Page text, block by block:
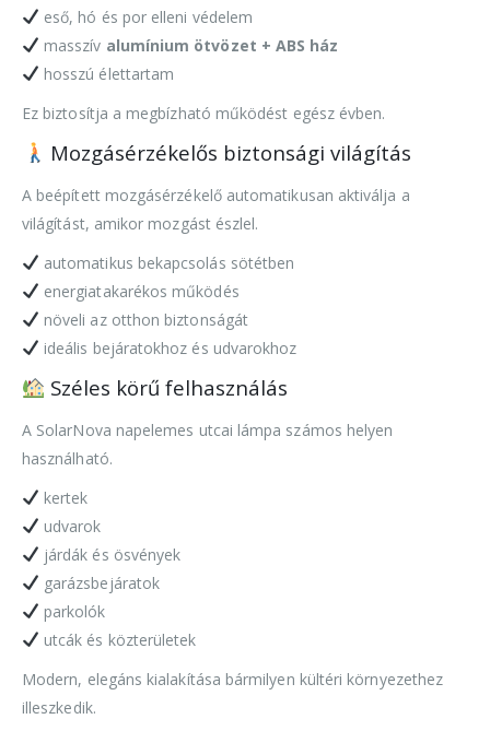
eső, hó és por elleni védelem
masszív alumínium ötvözet + ABS ház
hosszú élettartam
Ez biztosítja a megbízható működést egész évben.
Mozgásérzékelős biztonsági világítás
A beépített mozgásérzékelő automatikusan aktiválja a
világítást, amikor mozgást észlel.
automatikus bekapcsolás sötétben
energiatakarékos működés
növeli az otthon biztonságát
ideális bejáratokhoz és udvarokhoz
Széles körű felhasználás
A SolarNova napelemes utcai lámpa számos helyen
használható.
kertek
udvarok
járdák és ösvények
garázsbejáratok
parkolók
utcák és közterületek
Modern, elegáns kialakítása bármilyen kültéri környezethez
illeszkedik.